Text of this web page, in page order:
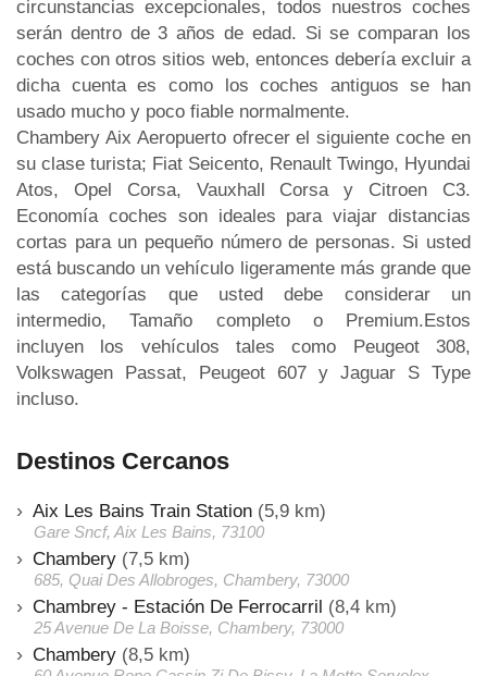
circunstancias excepcionales, todos nuestros coches
serán dentro de 3 años de edad. Si se comparan los
coches con otros sitios web, entonces debería excluir a
dicha cuenta es como los coches antiguos se han
usado mucho y poco fiable normalmente.
Chambery Aix Aeropuerto ofrecer el siguiente coche en
su clase turista; Fiat Seicento, Renault Twingo, Hyundai
Atos, Opel Corsa, Vauxhall Corsa y Citroen C3.
Economía coches son ideales para viajar distancias
cortas para un pequeño número de personas. Si usted
está buscando un vehículo ligeramente más grande que
las categorías que usted debe considerar un
intermedio, Tamaño completo o Premium.Estos
incluyen los vehículos tales como Peugeot 308,
Volkswagen Passat, Peugeot 607 y Jaguar S Type
incluso.
Destinos Cercanos
Aix Les Bains Train Station (5,9 km)
Gare Sncf, Aix Les Bains, 73100
Chambery (7,5 km)
685, Quai Des Allobroges, Chambery, 73000
Chambrey - Estación De Ferrocarril (8,4 km)
25 Avenue De La Boisse, Chambery, 73000
Chambery (8,5 km)